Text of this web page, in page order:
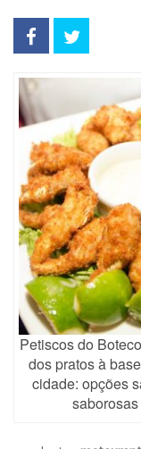
Petiscos do
dos pratos à
cidade: opções